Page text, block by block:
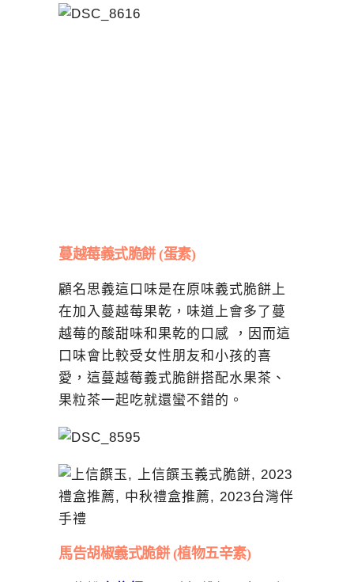
蔓越莓義式脆餅 (蛋素)
顧名思義這口味是在原味義式脆餅上
在加入蔓越莓果乾，味道上會多了蔓
越莓的酸甜味和果乾的口感 ，因而這
口味會比較受女性朋友和小孩的喜
愛，這蔓越莓義式脆餅搭配水果茶、
果粒茶一起吃就還蠻不錯的。
馬告胡椒義式脆餅 (植物五辛素)